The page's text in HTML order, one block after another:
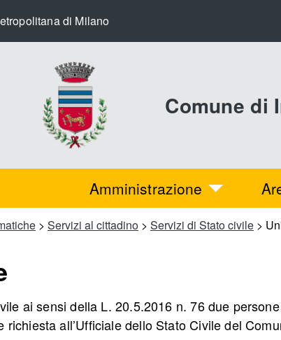
di Milano
Comune di
Amministrazione
> Servizi al cittadino > Servizi di Stato civile >
ai sensi della L. 20.5.2016 n. 76 due
richiesta all’Ufficiale dello Stato Civile del